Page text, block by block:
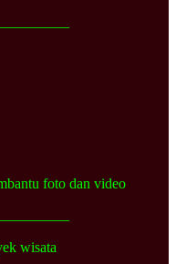
foto dan video
wisata